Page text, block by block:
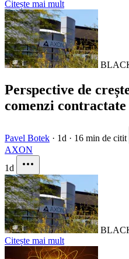
Citește mai mult
Perspective de
comenzi
Pavel Botek · 1d · 16 min de citit
AXON
1d
Citește mai mult